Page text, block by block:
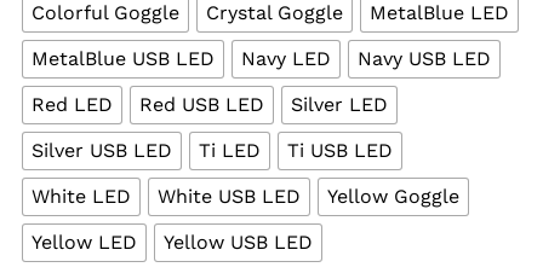
Colorful Goggle
Crystal Goggle
MetalBlue LED
MetalBlue USB LED
Navy LED
Navy USB LED
Red LED
Red USB LED
Silver LED
Silver USB LED
Ti LED
Ti USB LED
White LED
White USB LED
Yellow Goggle
Yellow LED
Yellow USB LED